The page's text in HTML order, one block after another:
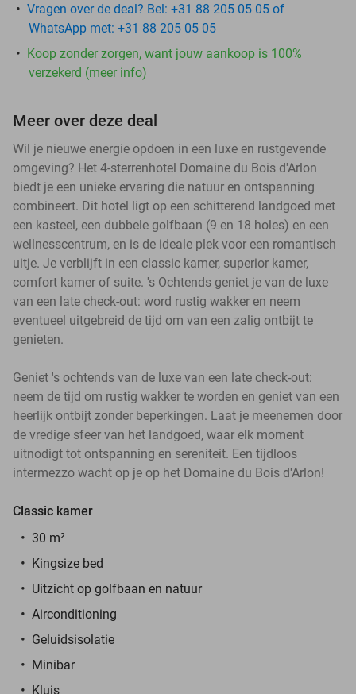
Vragen over de deal? Bel: +31 88 205 05 05 of
WhatsApp met: +31 88 205 05 05
Koop zonder zorgen, want jouw aankoop is 100%
verzekerd (meer info)
Meer over deze deal
Wil je nieuwe energie opdoen in een luxe en rustgevende
omgeving? Het 4-sterrenhotel Domaine du Bois d'Arlon
biedt je een unieke ervaring die natuur en ontspanning
combineert. Dit hotel ligt op een schitterend landgoed met
een kasteel, een dubbele golfbaan (9 en 18 holes) en een
wellnesscentrum, en is de ideale plek voor een romantisch
uitje. Je verblijft in een classic kamer, superior kamer,
comfort kamer of suite. 's Ochtends geniet je van de luxe
van een late check-out: word rustig wakker en neem
eventueel uitgebreid de tijd om van een zalig ontbijt te
genieten.
Geniet 's ochtends van de luxe van een late check-out:
neem de tijd om rustig wakker te worden en geniet van een
heerlijk ontbijt zonder beperkingen. Laat je meenemen door
de vredige sfeer van het landgoed, waar elk moment
uitnodigt tot ontspanning en sereniteit. Een tijdloos
intermezzo wacht op je op het Domaine du Bois d'Arlon!
Classic kamer
30 m²
Kingsize bed
Uitzicht op golfbaan en natuur
Airconditioning
Geluidsisolatie
Minibar
Kluis